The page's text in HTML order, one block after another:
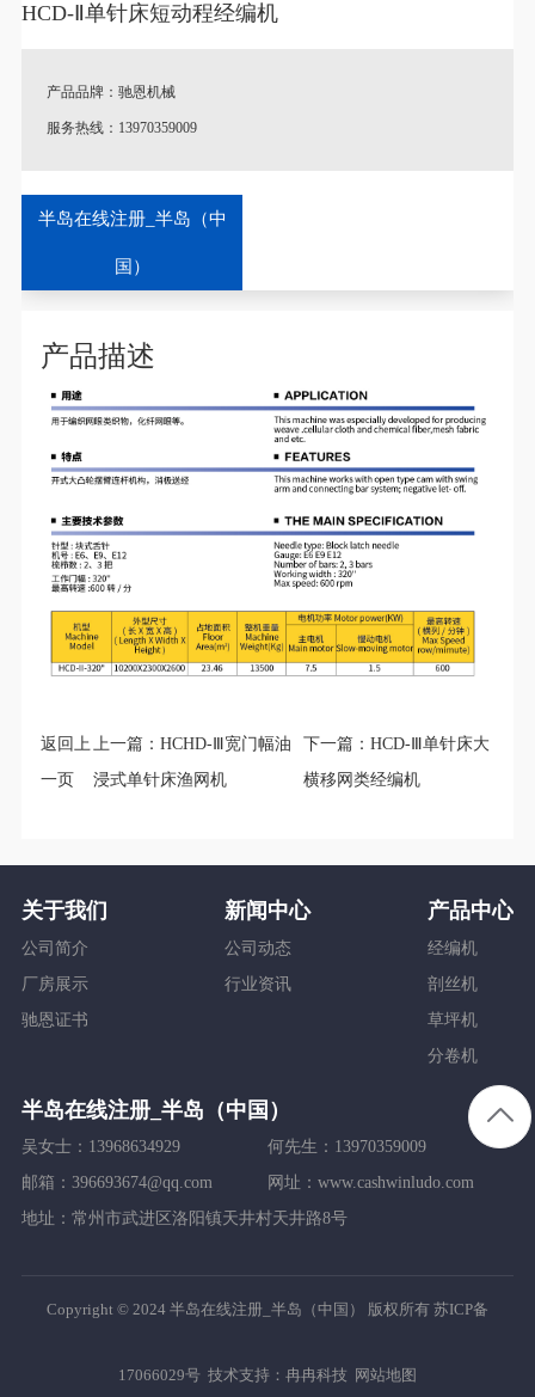
微信二维码
HCD-Ⅱ单针床短动程经编机
产品品牌：驰恩机械
服务热线：13970359009
特别说明：产品图片以及参数跟实际产品略有差异。
半岛在线注册_半岛（中
国）
产品描述
返回上
一页
上一篇：HCHD-Ⅲ宽门幅油
浸式单针床渔网机
下一篇： HCD-Ⅲ单针床大
横移网类经编机
关于我们
公司简介
厂房展示
驰恩证书
新闻中心
公司动态
行业资讯
产品中心
经编机
剖丝机
草坪机
分卷机
半岛在线注册_半岛（中国）
吴女士：13968634929
何先生：13970359009
邮箱：396693674@qq.com
网址：www.cashwinludo.com
地址：常州市武进区洛阳镇天井村天井路8号
Copyright © 2024 半岛在线注册_半岛（中国） 版权所有 苏ICP备
17066029号 技术支持： 冉冉科技 网站地图